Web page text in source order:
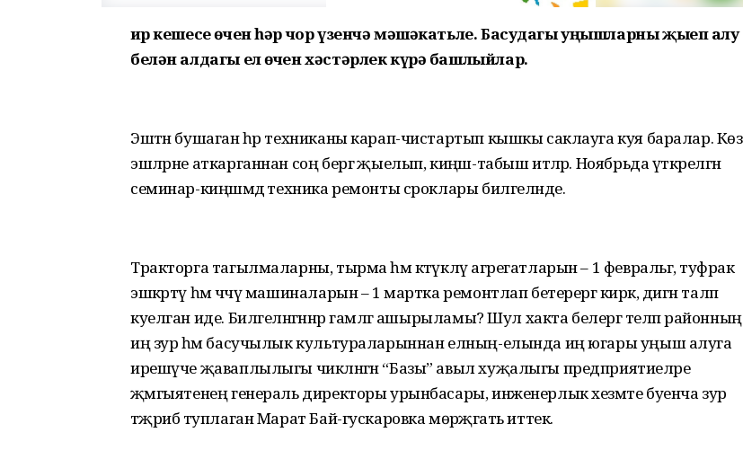
Җир кешесе өчен һәр чор үзенчә мәшәкатьле. Басудагы уңышларны җыеп алу
белән алдагы ел өчен хәстәрлек күрә башлыйлар.
Эштән бушаган һәр техниканы карап-чистартып кышкы саклауга куя баралар.
эшләрне аткарганнан соң бергә җыелып, киңәш-табыш итәләр. Ноябрьда үткәрелгән
семинар-киңәшмәдә техника ремонты сроклары билгеләнде.
Тракторга тагылмаларны, тырма һәм кәтүкләү агрегатларын – 1 февральгә, туфрак
эшкәртү һәм чәчү машиналарын – 1 мартка ремонтлап бетерергә кирәк, дигән таләп
куелган иде. Билгеләнгәннәр гамәлгә ашырыламы? Шул хакта белергә теләп районның
иң зур һәм басучылык культураларыннан елның-елында иң югары уңыш алуга
ирешүче җаваплылыгы чикләнгән “Базы” авыл хуҗалыгы предприятиеләре
җәмгыятенең генераль директоры урынбасары, инженерлык хезмәте буенча зур
тәҗрибә туплаган Марат Бай-гускаровка мөрәҗәгать иттек.